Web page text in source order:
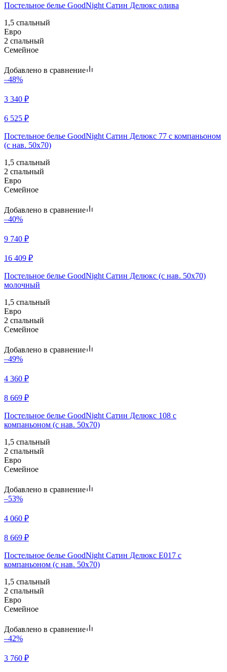
Постельное белье GoodNight Сатин Делюкс олива
1,5 спальный
Евро
2 спальный
Семейное
Добавлено в сравнение
–48%
3 340 ₽
6 525 ₽
Постельное белье GoodNight Сатин Делюкс 77 с компаньоном
(с нав. 50х70)
1,5 спальный
2 спальный
Евро
Семейное
Добавлено в сравнение
–40%
9 740 ₽
16 409 ₽
Постельное белье GoodNight Сатин Делюкс (с нав. 50х70)
молочный
1,5 спальный
Евро
2 спальный
Семейное
Добавлено в сравнение
–49%
4 360 ₽
8 669 ₽
Постельное белье GoodNight Сатин Делюкс 108 с
компаньоном (с нав. 50х70)
1,5 спальный
2 спальный
Евро
Семейное
Добавлено в сравнение
–53%
4 060 ₽
8 669 ₽
Постельное белье GoodNight Сатин Делюкс E017 с
компаньоном (с нав. 50х70)
1,5 спальный
2 спальный
Евро
Семейное
Добавлено в сравнение
–42%
3 760 ₽